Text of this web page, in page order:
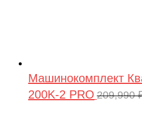
Машинокомплект
200K-2 PRO 209,990